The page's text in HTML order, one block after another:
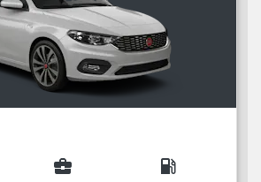
business_center local_gas_station